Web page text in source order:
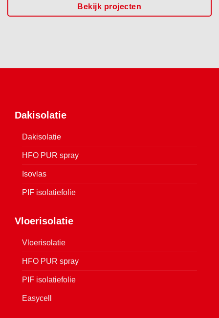
Bekijk projecten
Dakisolatie
Dakisolatie
HFO PUR spray
Isovlas
PIF isolatiefolie
Vloerisolatie
Vloerisolatie
HFO PUR spray
PIF isolatiefolie
Easycell